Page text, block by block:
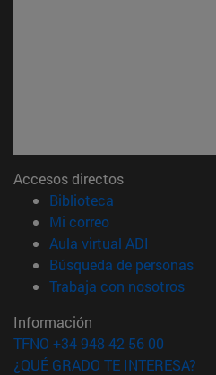
Accesos directos
Biblioteca
Mi correo(abre en nueva
Aula virtual ADI
Búsqueda de personas
Trabaja con nosotros
Información
TFNO +34 948 42 56 00
¿QUÉ GRADO TE INTERESA?